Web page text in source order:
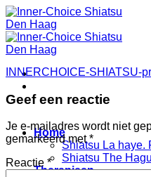
Ga
naar
inhoud
Home
Shiatsu La haye.
Shiatsu The
Therapieen
INNERCHOICE-SHIATSU-
Geef een reactie
Je e-mailadres wordt niet
gemarkeerd met*
Reactie *